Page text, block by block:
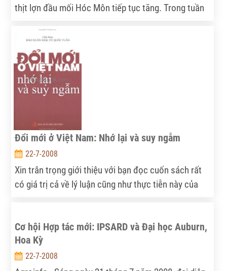
thịt lợn đầu mối Hóc Môn tiếp tục tăng. Trong tuần
tăng 4 tấn so với tuần ngày 5/7. Cá biệt trong ngày
14/7, lượng thịt lợn về chợ Hóc Môn đạt kỷ lục, 233
tấn, tăng 32 tấn so với ngày 12/7. Lượng cung thịt
tăng làm giá các loại thịt bán buôn tiếp tục giảm.
Đổi mới ở Việt Nam: Nhớ lại và suy ngẫm
22-7-2008
Xin trân trọng giới thiệu với bạn đọc cuốn sách rất
có giá trị cả về lý luận cũng như thực tiễn này của
hành công cuộc đổi mới trên những cương vị và
trong những lĩnh vực khác nhau.
Cơ hội Hợp tác mới: IPSARD và Đại học Auburn,
Hoa Kỳ
22-7-2008